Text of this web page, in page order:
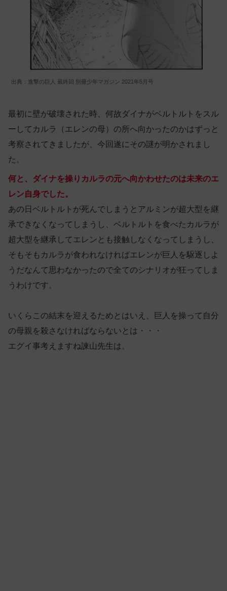
出典：進撃の巨人 最終回 別冊少年マガジン 2021年5月号
最初に壁が破壊された時、何故ダイナがベルトルトをスル
ーしてカルラ（エレンの母）の所へ向かったのかはずっと
考察されてきましたが、今回遂にその謎が明かされまし
た。
何と、ダイナを操りカルラの元へ向かわせたのは未来のエ
レン自身でした。
あの日ベルトルトが死んでしまうとアルミンが超大型を継
承できなくなってしまうし、ベルトルトを食べたカルラが
超大型を継承してエレンとも接触しなくなってしまうし、
そもそもカルラが食われなければエレンが巨人を駆逐しよ
うだなんて思わなかったので全てのシナリオが狂ってしま
うわけです。
いくらこの結末を迎えるためとはいえ、巨人を操って自分
の母親を殺さなければならないとは・・・
エグイ事考えますね諫山先生は。